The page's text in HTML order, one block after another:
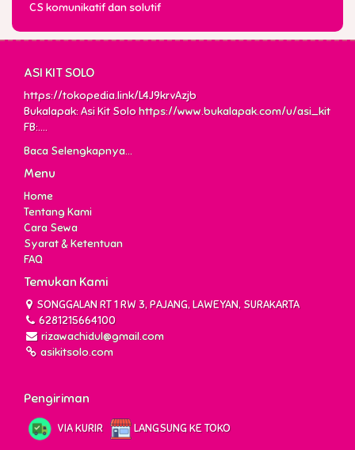
CS komunikatif dan solutif
ASI KIT SOLO
https://tokopedia.link/L4J9krvAzjb
Bukalapak: Asi Kit Solohttps://www.bukalapak.com/u/asi_kit
FB:....
Baca Selengkapnya...
Menu
Home
Tentang Kami
Cara Sewa
Syarat & Ketentuan
FAQ
Temukan Kami
SONGGALAN RT 1 RW 3, PAJANG, LAWEYAN, SURAKARTA
6281215664100
rizawachidul@gmail.com
asikitsolo.com
Pengiriman
VIA KURIR LANGSUNG KE TOKO